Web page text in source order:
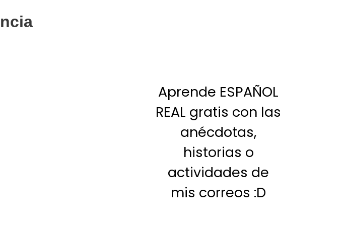
Aprende ESPAÑOL
REAL gratis con las
anécdotas,
historias o
actividades de
mis correos :D